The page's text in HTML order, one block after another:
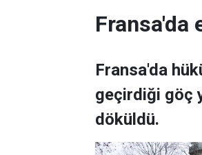
Fransa'da
Fransa'da
geçirdiği göç
döküldü.